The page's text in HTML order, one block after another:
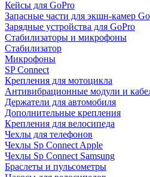
Кейсы для GoPro
Запасные части для экшн-камер
Зарядные устройства для GoPro
Стабилизаторы и микрофоны
Стабилизатор
Микрофоны
SP Connect
Крепления для мотоцикла
Антивибрационные модули и
Держатели для автомобиля
Дополнительные крепления
Крепления для велосипеда
Чехлы для телефонов
Чехлы Sp Connect Apple
Чехлы Sp Connect Samsung
Браслеты и пульсометры